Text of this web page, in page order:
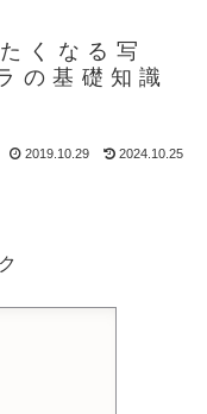
くなる写
の基礎知識
2019.10.29 2024.10.25